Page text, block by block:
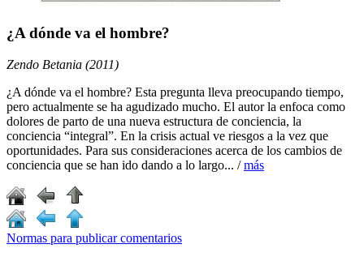
¿A dónde va el hombre?
Zendo Betania (2011)
¿A dónde va el hombre? Esta pregunta lleva preocupando tiempo,
pero actualmente se ha agudizado mucho. El autor la enfoca como
dolores de parto de una nueva estructura de conciencia, la
conciencia “integral”. En la crisis actual ve riesgos a la vez que
oportunidades. Para sus consideraciones acerca de los cambios de
conciencia que se han ido dando a lo largo... /más
Normas para publicar comentarios